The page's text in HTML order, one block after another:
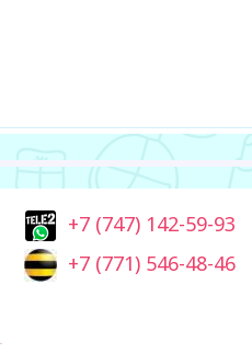
+7 (747) 142-59-93
+7 (771) 546-48-46